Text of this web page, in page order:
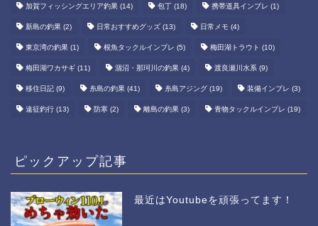
加賀フィッシングエリア釣果 (14) 包丁 (18) 携帯道具インプレ (1)
新島の釣果 (2) 日常おすすめグッズ (13) 日常メモ (4)
東京湾の釣果 (1) 根魚タックルインプレ (5) 梅田湖トラウト (10)
梅田湖ワカサギ (11) 涸沼・那珂川の釣果 (4) 渡良瀬川水系 (9)
移住日記 (9) 糸島の釣果 (41) 糸島アジング (19) 装備インプレ (3)
遠征釣行 (13) 防寒 (2) 離島の釣果 (3) 青物タックルインプレ (19)
ピックアップ記事
最近はYoutubeを頑張ってます！